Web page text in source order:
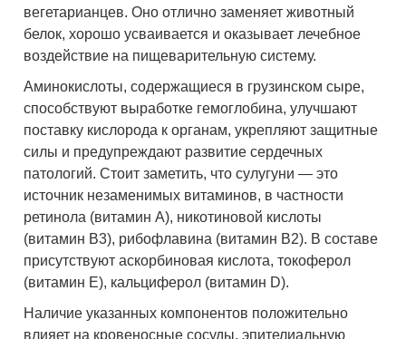
вегетарианцев. Оно отлично заменяет животный
белок, хорошо усваивается и оказывает лечебное
воздействие на пищеварительную систему.
Аминокислоты, содержащиеся в грузинском сыре,
способствуют выработке гемоглобина, улучшают
поставку кислорода к органам, укрепляют защитные
силы и предупреждают развитие сердечных
патологий. Стоит заметить, что сулугуни — это
источник незаменимых витаминов, в частности
ретинола (витамин А), никотиновой кислоты
(витамин В3), рибофлавина (витамин В2). В составе
присутствуют аскорбиновая кислота, токоферол
(витамин Е), кальциферол (витамин D).
Наличие указанных компонентов положительно
влияет на кровеносные сосуды, эпителиальную